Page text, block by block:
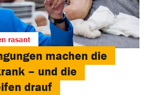
rasant
machen die
– und die
drauf